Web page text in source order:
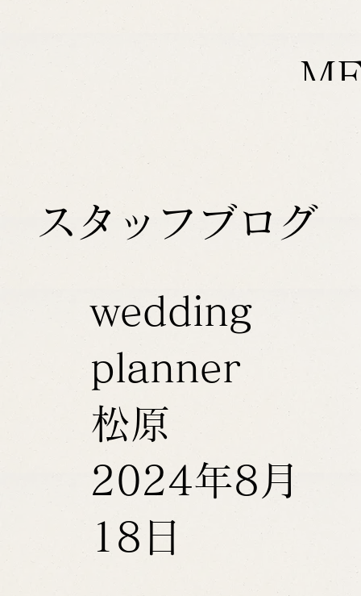
スタッフブログ
wedding
planner
松原
2024年8月
18日